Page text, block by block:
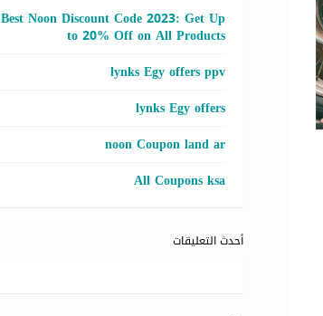
Best Noon Discount Code 2023: Get Up
to 20% Off on All Products
lynks Egy offers ppv
lynks Egy offers
noon Coupon land ar
All Coupons ksa
أحدث التعليقات